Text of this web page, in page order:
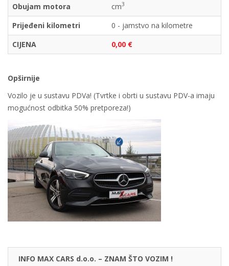
Obujam motora
cm3
Prijeđeni kilometri
0 - jamstvo na kilometre
CIJENA
0,00 €
Opširnije
Vozilo je u sustavu PDVa! (Tvrtke i obrti u sustavu PDV-a imaju
mogućnost odbitka 50% pretporeza!)
INFO MAX CARS d.o.o. – ZNAM ŠTO VOZIM !